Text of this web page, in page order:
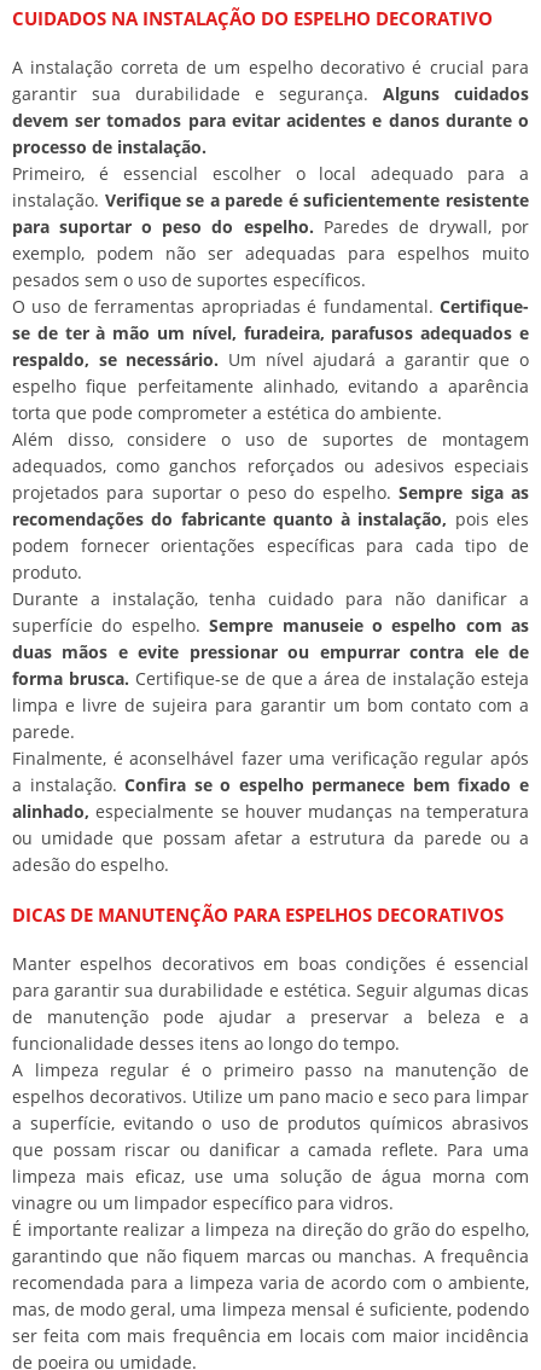
CUIDADOS NA INSTALAÇÃO DO ESPELHO DECORATIVO
A instalação correta de um espelho decorativo é crucial para
garantir sua durabilidade e segurança. Alguns cuidados
devem ser tomados para evitar acidentes e danos durante o
processo de instalação.
Primeiro, é essencial escolher o local adequado para a
instalação. Verifique se a parede é suficientemente resistente
para suportar o peso do espelho. Paredes de drywall, por
exemplo, podem não ser adequadas para espelhos muito
pesados sem o uso de suportes específicos.
O uso de ferramentas apropriadas é fundamental. Certifique-
se de ter à mão um nível, furadeira, parafusos adequados e
respaldo, se necessário. Um nível ajudará a garantir que o
espelho fique perfeitamente alinhado, evitando a aparência
torta que pode comprometer a estética do ambiente.
Além disso, considere o uso de suportes de montagem
adequados, como ganchos reforçados ou adesivos especiais
projetados para suportar o peso do espelho.Sempre siga as
recomendações do fabricante quanto à instalação, pois eles
podem fornecer orientações específicas para cada tipo de
produto.
Durante a instalação, tenha cuidado para não danificar a
superfície do espelho.Sempre manuseie o espelho com as
duas mãos e evite pressionar ou empurrar contra ele de
forma brusca. Certifique-se de que a área de instalação esteja
limpa e livre de sujeira para garantir um bom contato com a
parede.
Finalmente, é aconselhável fazer uma verificação regular após
a instalação.Confira se o espelho permanece bem fixado e
alinhado, especialmente se houver mudanças na temperatura
ou umidade que possam afetar a estrutura da parede ou a
adesão do espelho.
DICAS DE MANUTENÇÃO PARA ESPELHOS DECORATIVOS
Manter espelhos decorativos em boas condições é essencial
para garantir sua durabilidade e estética. Seguir algumas dicas
de manutenção pode ajudar a preservar a beleza e a
funcionalidade desses itens ao longo do tempo.
A limpeza regular é o primeiro passo na manutenção de
espelhos decorativos. Utilize um pano macio e seco para limpar
a superfície, evitando o uso de produtos químicos abrasivos
que possam riscar ou danificar a camada reflete. Para uma
limpeza mais eficaz, use uma solução de água morna com
vinagre ou um limpador específico para vidros.
É importante realizar a limpeza na direção do grão do espelho,
garantindo que não fiquem marcas ou manchas. A frequência
recomendada para a limpeza varia de acordo com o ambiente,
mas, de modo geral, uma limpeza mensal é suficiente, podendo
ser feita com mais frequência em locais com maior incidência
de poeira ou umidade.